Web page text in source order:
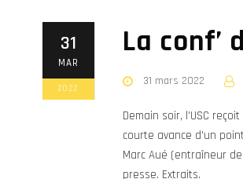
31
MAR
2022
La conf’
31 mars 2022
Demain soir, l'USC
courte avance d'un
Marc Aué (entraîneur
presse. Extraits.